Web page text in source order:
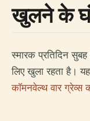
खुलने के
स्मारक प्रतिदिन
लिए खुला रहता है।
कॉमनवेल्थ वार ग्रेव्स